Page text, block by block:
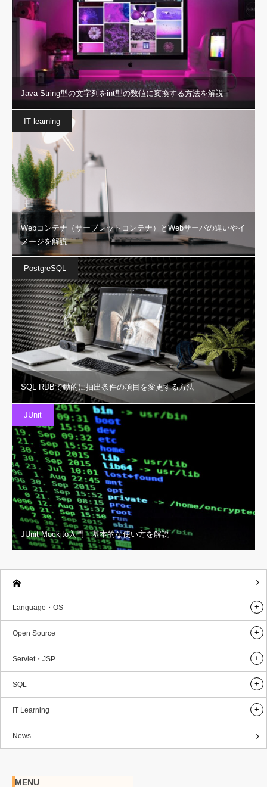
Java String型の文字列をint型の数値に変換する方法を解説
IT learning
Webコンテナ（サーブレットコンテナ）とWebサーバの違いやイ
メージを解説
PostgreSQL
SQL RDBで動的に抽出条件の項目を変更する方法
JUnit
JUnit Mockito入門・基本的な使い方を解説
Language・OS
Open Source
Servlet・JSP
SQL
IT Learning
News
MENU